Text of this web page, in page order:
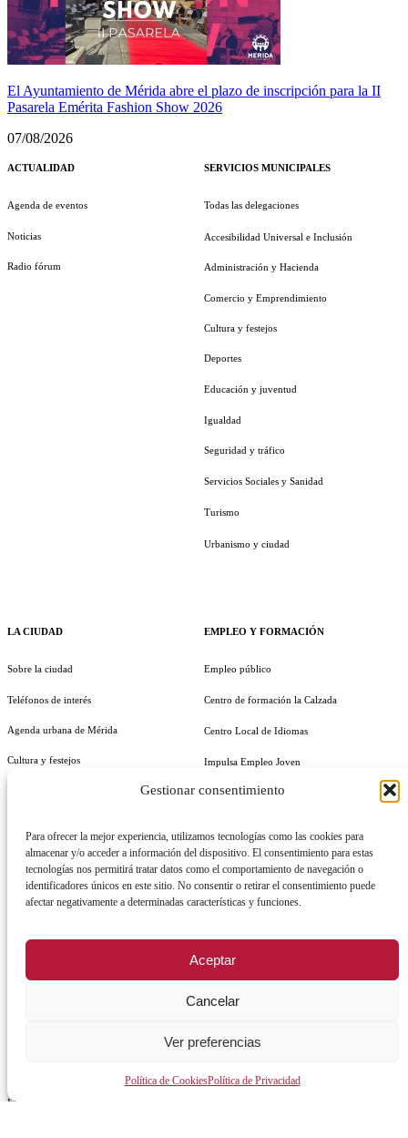
Gestionar consentimiento
Para ofrecer la mejor experiencia, utilizamos tecnologías como las cookies para
almacenar y/o acceder a información del dispositivo. El consentimiento para estas
tecnologías nos permitirá tratar datos como el comportamiento de navegación o
identificadores únicos en este sitio. No consentir o retirar el consentimiento puede
afectar negativamente a determinadas características y funciones.
Aceptar
Cancelar
Ver preferencias
Política de CookiesPolítica de Privacidad
El Ayuntamiento de Mérida abre el plazo de inscripción para la II
Pasarela Emérita Fashion Show 2026
07/08/2026
ACTUALIDAD
Agenda de eventos
Noticias
Radio fórum
LA CIUDAD
Sobre la ciudad
Teléfonos de interés
Agenda urbana de Mérida
Cultura y festejos
AYUNTAMIENTO
Órganos de gobierno
Normativa y documentación
Identidad Corporativa
SERVICIOS MUNICIPALES
Todas las delegaciones
Accesibilidad Universal e Inclusión
Administración y Hacienda
Comercio y Emprendimiento
Cultura y festejos
Deportes
Educación y juventud
Igualdad
Seguridad y tráfico
Servicios Sociales y Sanidad
Turismo
Urbanismo y ciudad
EMPLEO Y FORMACIÓN
Empleo público
Centro de formación la Calzada
Centro Local de Idiomas
Impulsa Empleo Joven
Generación IN Empleo
Cursos y Actividades